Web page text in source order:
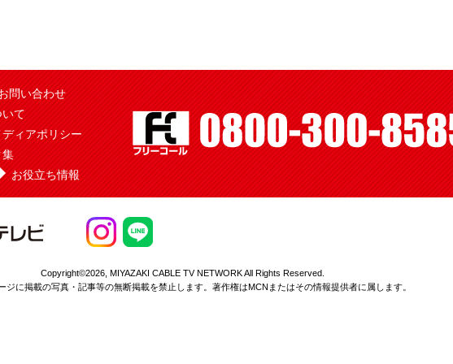
問い合わせ
て
ィアポリシー
集
お役立ち情報
Copyright©2026, MIYAZAKI CABLE TV NETWORK All Rights Reserved.
ジに掲載の写真・記事等の無断掲載を禁止します。著作権はMCNまたはその情報提供者に属します。